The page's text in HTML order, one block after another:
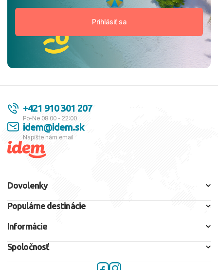
+421 910 301 207
Po-Ne 08:00 - 22:00
idem@idem.sk
Napíšte nám email
Dovolenky
Populárne destinácie
Informácie
Spoločnosť